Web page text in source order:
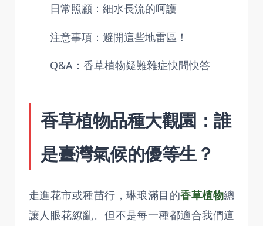
日常照顧：細水長流的呵護
注意事項：避開這些地雷區！
Q&A：香草植物疑難雜症快問快答
香草植物品種大觀園：誰
是臺灣氣候的優等生？
走進花市或種苗行，琳琅滿目的香草植物總
讓人眼花繚亂。但不是每一種都適合我們這